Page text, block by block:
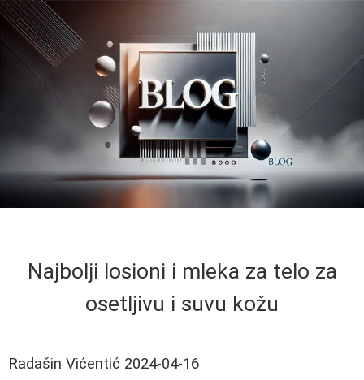
Najbolji losioni i mleka za telo za
osetljivu i suvu kožu
Radašin Vićentić 2024-04-16